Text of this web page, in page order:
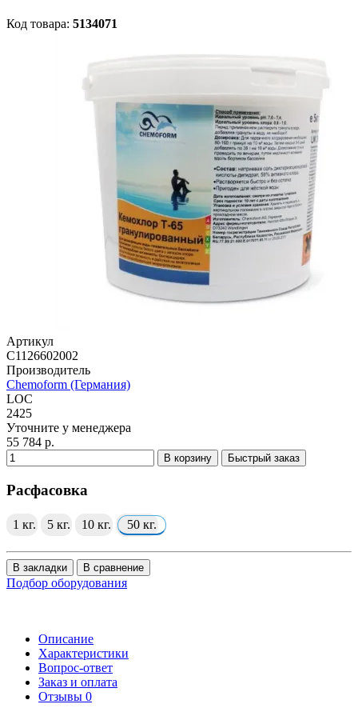
Код товара: 5134071
Артикул
C1126602002
Производитель
Chemoform (Германия)
LOC
2425
Уточните у менеджера
55 784 р.
В корзину Быстрый заказ
Расфасовка
1 кг. 5 кг. 10 кг. 50 кг.
В закладки В сравнение
Подбор оборудования
Описание
Характеристики
Вопрос-ответ
Заказ и оплата
Отзывы 0